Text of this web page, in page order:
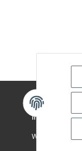
Informationen
Wir über uns